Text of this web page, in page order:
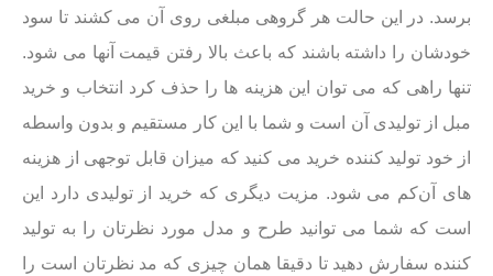
برسد. در این حالت هر گروهی مبلغی روی آن می کشند تا سود
خودشان را داشته باشند که باعث بالا رفتن قیمت آنها می شود.
تنها راهی که می توان این هزینه ها را حذف کرد انتخاب و خرید
مبل از تولیدی آن است و شما با این ‌کار مستقیم و بدون واسطه
از خود تولید کننده خرید می کنید که میزان ‌قابل توجهی از هزینه
‌های آن‌کم‌ می شود. مزیت دیگری که خرید از تولیدی دارد این
است که شما می توانید طرح و مدل مورد نظرتان را به تولید
کننده سفارش دهید تا دقیقا همان‌ چیزی که مد نظرتان است را